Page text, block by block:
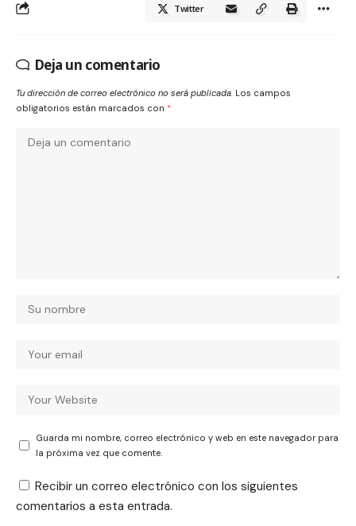
Twitter
Deja un comentario
Tu dirección de correo electrónico no será publicada. Los campos
obligatorios están marcados con *
Guarda mi nombre, correo electrónico y web en este navegador para
la próxima vez que comente.
Recibir un correo electrónico con los siguientes
comentarios a esta entrada.